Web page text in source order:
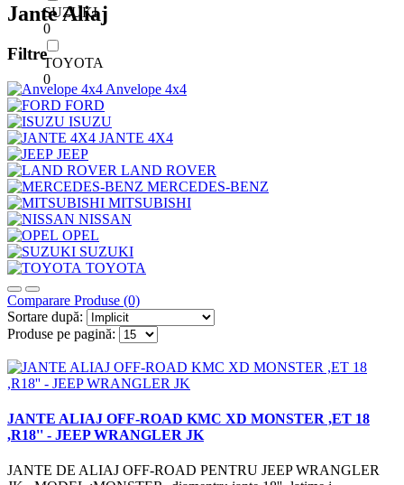
SUZUKI
0
TOYOTA
0
Jante Aliaj
Filtre
Anvelope 4x4
FORD
ISUZU
JANTE 4X4
JEEP
LAND ROVER
MERCEDES-BENZ
MITSUBISHI
NISSAN
OPEL
SUZUKI
TOYOTA
Comparare Produse (0)
Sortare după:
Produse pe pagină:
JANTE ALIAJ OFF-ROAD KMC XD MONSTER ,ET 18
,R18'' - JEEP WRANGLER JK
JANTE DE ALIAJ OFF-ROAD PENTRU JEEP WRANGLER